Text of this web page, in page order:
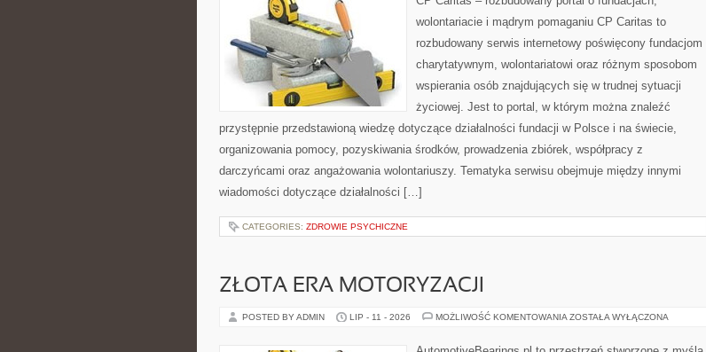
wolontariacie i mądrym pomaganiu CP Caritas to
rozbudowany serwis internetowy poświęcony fundacjom
charytatywnym, wolontariatowi oraz różnym sposobom
wspierania osób znajdujących się w trudnej sytuacji
życiowej. Jest to portal, w którym można znaleźć
przystępnie przedstawioną wiedzę dotyczące działalności fundacji w Polsce i na świecie,
organizowania pomocy, pozyskiwania środków, prowadzenia zbiórek, współpracy z
darczyńcami oraz angażowania wolontariuszy. Tematyka serwisu obejmuje między innymi
wiadomości dotyczące działalności […]
CATEGORIES: ZDROWIE PSYCHICZNE
ZŁOTA ERA MOTORYZACJI
POSTED BY ADMIN LIP - 11 - 2026 MOŻLIWOŚĆ KOMENTOWANIA ZŁOTA
ZOSTAŁA WYŁĄCZONA